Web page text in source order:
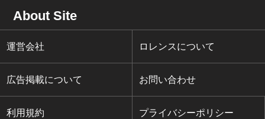
About Site
運営会社 ロレンスについて
広告掲載について お問い合わせ
利用規約 プライバシーポリシー